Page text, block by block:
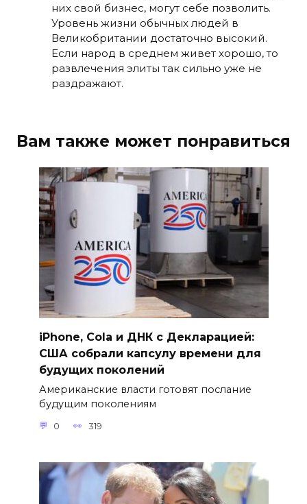
них свой бизнес, могут себе позволить.
Уровень жизни обычных людей в
Великобритании достаточно высокий.
Если народ в среднем живет хорошо, то
развлечения элиты так сильно уже не
раздражают.
Вам также может понравиться
iPhone, Cola и ДНК с Декларацией:
США собрали капсулу времени для
будущих поколений
Американские власти готовят послание
будущим поколениям
0 319